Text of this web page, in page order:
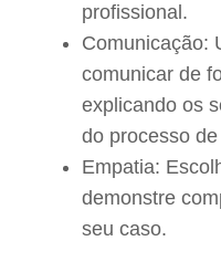
profissional.
Comunicação:
comunicar de
explicando os
do processo
Empatia:
demonstre
seu caso.